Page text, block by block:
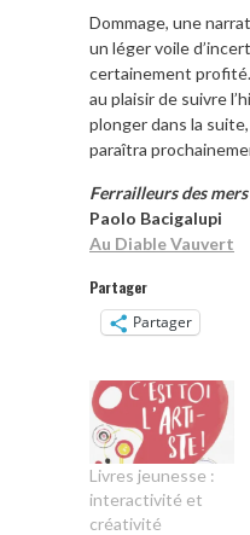
Dommage, une
un léger voile
certainement
au plaisir de suivre
plonger dans la suite,
paraîtra
Ferrailleurs des mers
Paolo Bacigalupi
Au Diable Vauvert
Partager
Partager
Livres jeunesse :
interactivité et
créativité